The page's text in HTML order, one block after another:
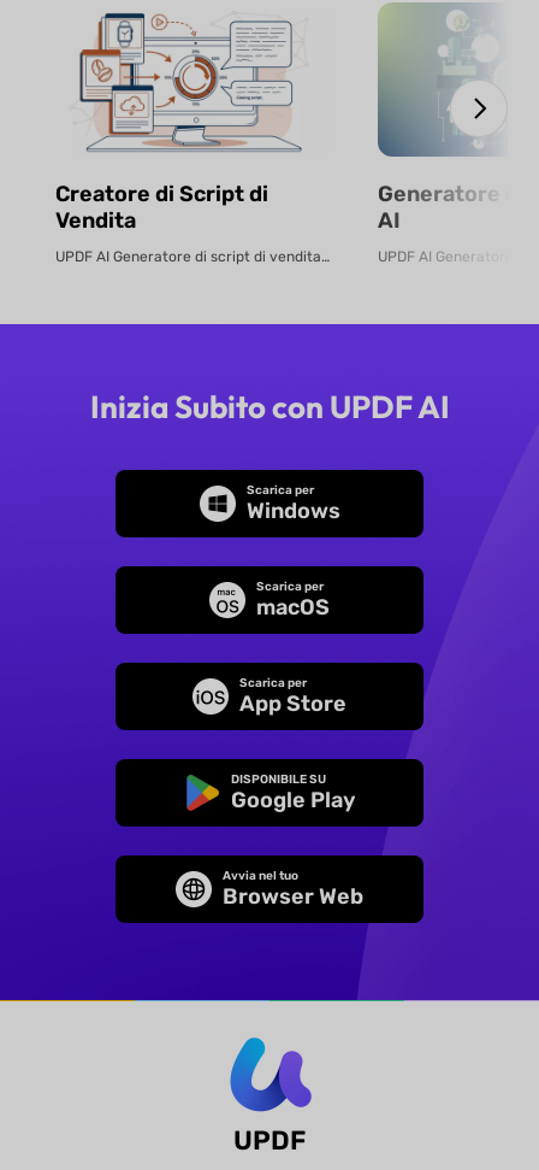
Creatore di Script di
Vendita
UPDF AI Generatore di script di vendita UPDF AI converte i PDF o le descri...
Generatore di
AI
Inizia Subito con UPDF AI
Scarica per
Windows
Scarica per
macOS
Scarica per
App Store
DISPONIBILE SU
Google Play
Avvia nel tuo
Browser Web
UPDF